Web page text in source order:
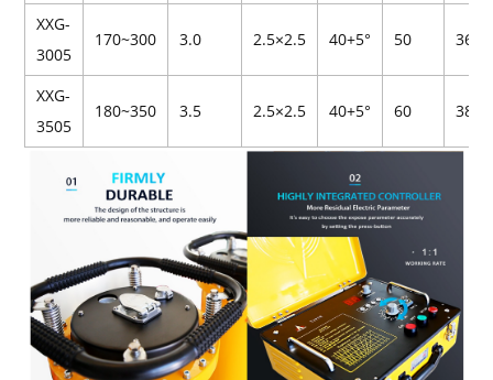
XXG-
3005
170~300 3.0 2.5×2.5 40+5° 50 36.5
XXG-
3505
180~350 3.5 2.5×2.5 40+5° 60 38